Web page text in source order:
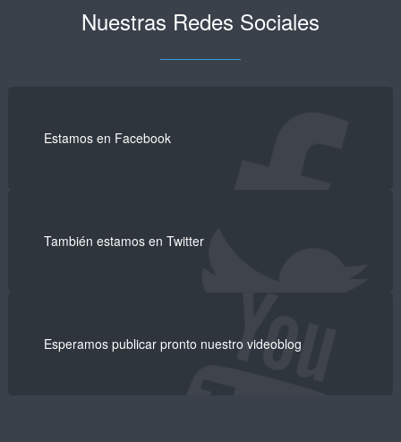
Nuestras Redes Sociales
Estamos en Facebook
También estamos en Twitter
Esperamos publicar pronto nuestro videoblog